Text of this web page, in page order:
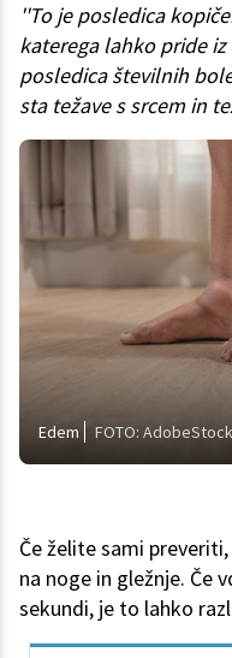
''To je posledica
katerega lahko pride
posledica številnih
sta težave s srcem in
Edem FOTO: AdobeStock
Če želite sami
na noge in gležnje. Če
sekundi, je to lahko